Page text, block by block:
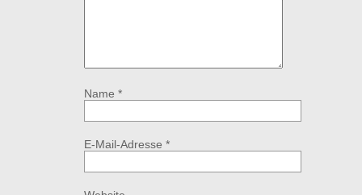
Name *
E-Mail-Adresse *